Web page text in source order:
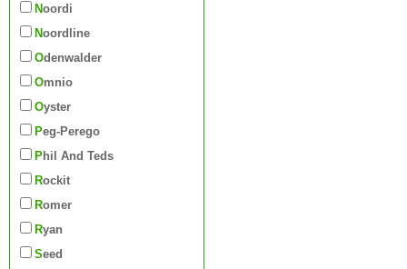
Noordi
Noordline
Odenwalder
Omnio
Oyster
Peg-Perego
Phil And Teds
Rockit
Romer
Ryan
Seed